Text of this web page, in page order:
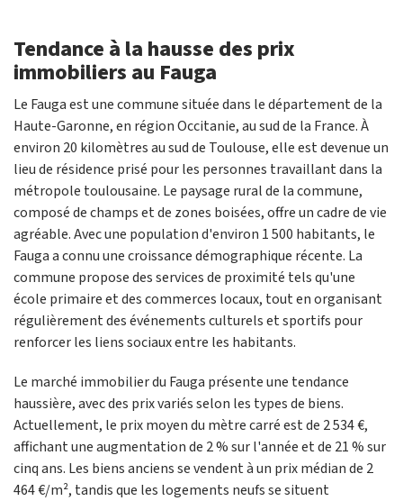
Tendance à la hausse des prix
immobiliers au Fauga
Le Fauga est une commune située dans le département de la
Haute-Garonne, en région Occitanie, au sud de la France. À
environ 20 kilomètres au sud de Toulouse, elle est devenue un
lieu de résidence prisé pour les personnes travaillant dans la
métropole toulousaine. Le paysage rural de la commune,
composé de champs et de zones boisées, offre un cadre de vie
agréable. Avec une population d'environ 1 500 habitants, le
Fauga a connu une croissance démographique récente. La
commune propose des services de proximité tels qu'une
école primaire et des commerces locaux, tout en organisant
régulièrement des événements culturels et sportifs pour
renforcer les liens sociaux entre les habitants.
Le marché immobilier du Fauga présente une tendance
haussière, avec des prix variés selon les types de biens.
Actuellement, le prix moyen du mètre carré est de 2 534 €,
affichant une augmentation de 2 % sur l'année et de 21 % sur
cinq ans. Les biens anciens se vendent à un prix médian de 2
464 €/m², tandis que les logements neufs se situent